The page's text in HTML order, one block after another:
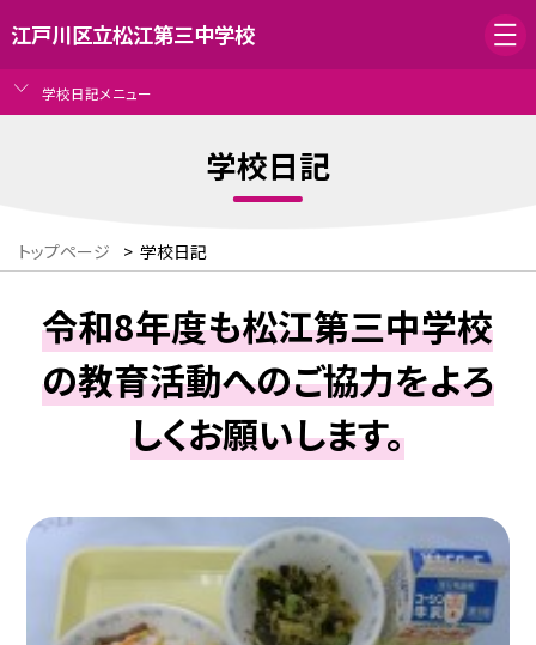
江戸川区立松江第三中学校
学校日記メニュー
学校日記
トップページ > 学校日記
令和8年度も松江第三中学校
の教育活動へのご協力をよろ
しくお願いします。